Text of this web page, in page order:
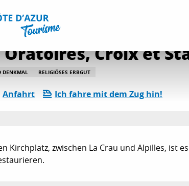
und Bauerbe
Croix et
DENKMAL RELIGIÖSES ERBGUT
Anfahrt Ich fahre mit dem Zug hin!
Kirchplatz, zwischen La Crau und Alpilles, ist